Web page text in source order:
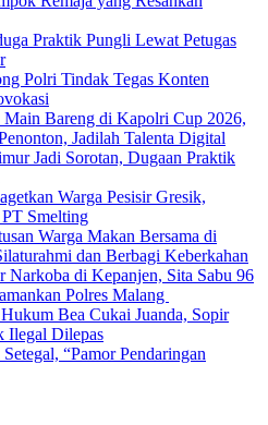
Praktik Pungli Lewat Petugas
Polri Tindak Tegas Konten
Bareng di Kapolri Cup 2026,
Jadilah Talenta Digital
Jadi Sorotan, Dugaan Praktik
Warga Pesisir Gresik,
Smelting
Warga Makan Bersama di
dan Berbagi Keberkahan
Narkoba di Kepanjen, Sita Sabu 96
Polres Malang
Bea Cukai Juanda, Sopir
Ilegal Dilepas
“Pamor Pendaringan